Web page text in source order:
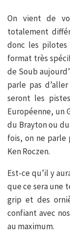
On vient de
totalement
donc les
format très
de Soub
parle pas
seront les
Européenne, un
du Brayton ou du
fois, on ne parle
Ken Roczen.
Est-ce qu’il y
que ce sera une
grip et des
confiant avec
au maximum.